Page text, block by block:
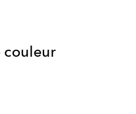
couleur